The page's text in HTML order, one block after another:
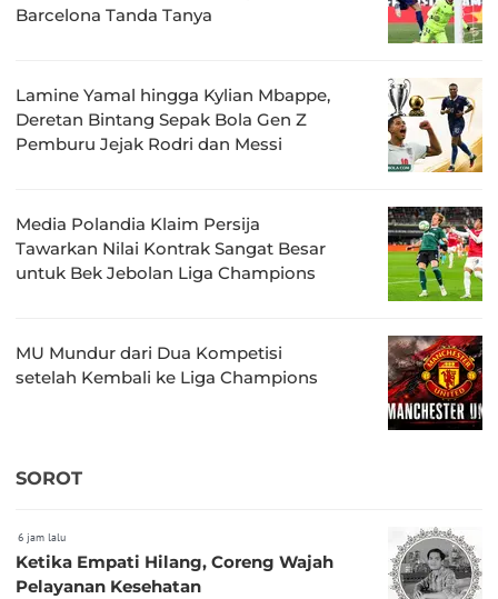
Barcelona Tanda Tanya
Lamine Yamal hingga Kylian Mbappe,
Deretan Bintang Sepak Bola Gen Z
Pemburu Jejak Rodri dan Messi
Media Polandia Klaim Persija
Tawarkan Nilai Kontrak Sangat Besar
untuk Bek Jebolan Liga Champions
MU Mundur dari Dua Kompetisi
setelah Kembali ke Liga Champions
SOROT
6 jam lalu
Ketika Empati Hilang, Coreng Wajah
Pelayanan Kesehatan